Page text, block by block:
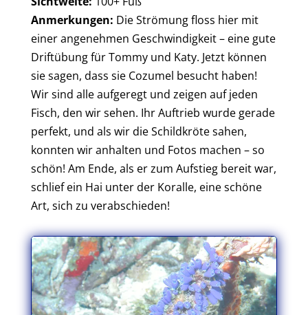
Anmerkungen: Die Strömung floss hier mit
einer angenehmen Geschwindigkeit – eine gute
Driftübung für Tommy und Katy. Jetzt können
sie sagen, dass sie Cozumel besucht haben!
Wir sind alle aufgeregt und zeigen auf jeden
Fisch, den wir sehen. Ihr Auftrieb wurde gerade
perfekt, und als wir die Schildkröte sahen,
konnten wir anhalten und Fotos machen – so
schön! Am Ende, als er zum Aufstieg bereit war,
schlief ein Hai unter der Koralle, eine schöne
Art, sich zu verabschieden!